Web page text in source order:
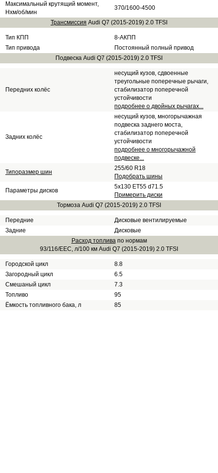
Максимальный крутящий момент,
Нхм/об/мин
370/1600-4500
Трансмиссия Audi Q7 (2015-2019) 2.0 TFSI
Тип КПП
8-АКПП
Тип привода
Постоянный полный привод
Подвеска Audi Q7 (2015-2019) 2.0 TFSI
Передних колёс
несущий кузов, сдвоенные
треугольные поперечные рычаги,
стабилизатор поперечной
устойчивости
подробнее о двойных рычагах...
Задних колёс
несущий кузов, многорычажная
подвеска заднего моста,
стабилизатор поперечной
устойчивости
подробнее о многорычажной
подвеске...
Типоразмер шин
255/60 R18
Подобрать шины
Параметры дисков
5x130 ET55 d71.5
Примерить диски
Тормоза Audi Q7 (2015-2019) 2.0 TFSI
Передние
Дисковые вентилируемые
Задние
Дисковые
Расход топливапо нормам
93/116/EEC, л/100 км Audi Q7 (2015-2019) 2.0 TFSI
Городской цикл
8.8
Загородный цикл
6.5
Смешаный цикл
7.3
Топливо
95
Ёмкость топливного бака, л
85